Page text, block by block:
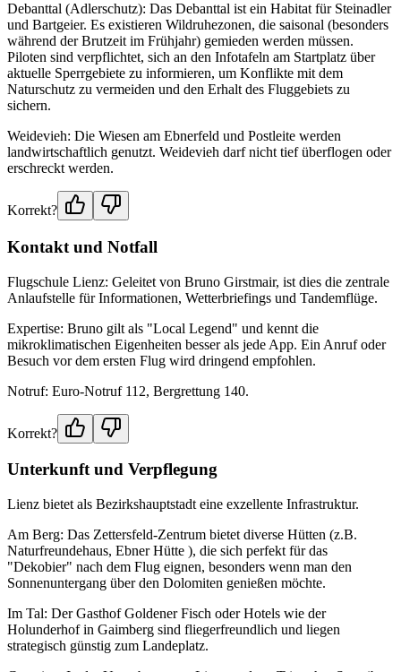
Debanttal (Adlerschutz): Das Debanttal ist ein Habitat für Steinadler
und Bartgeier. Es existieren Wildruhezonen, die saisonal (besonders
während der Brutzeit im Frühjahr) gemieden werden müssen.
Piloten sind verpflichtet, sich an den Infotafeln am Startplatz über
aktuelle Sperrgebiete zu informieren, um Konflikte mit dem
Naturschutz zu vermeiden und den Erhalt des Fluggebiets zu
sichern.
Weidevieh: Die Wiesen am Ebnerfeld und Postleite werden
landwirtschaftlich genutzt. Weidevieh darf nicht tief überflogen oder
erschreckt werden.
Korrekt?
Kontakt und Notfall
Flugschule Lienz: Geleitet von Bruno Girstmair, ist dies die zentrale
Anlaufstelle für Informationen, Wetterbriefings und Tandemflüge.
Expertise: Bruno gilt als "Local Legend" und kennt die
mikroklimatischen Eigenheiten besser als jede App. Ein Anruf oder
Besuch vor dem ersten Flug wird dringend empfohlen.
Notruf: Euro-Notruf 112, Bergrettung 140.
Korrekt?
Unterkunft und Verpflegung
Lienz bietet als Bezirkshauptstadt eine exzellente Infrastruktur.
Am Berg: Das Zettersfeld-Zentrum bietet diverse Hütten (z.B.
Naturfreundehaus, Ebner Hütte ), die sich perfekt für das
"Dekobier" nach dem Flug eignen, besonders wenn man den
Sonnenuntergang über den Dolomiten genießen möchte.
Im Tal: Der Gasthof Goldener Fisch oder Hotels wie der
Holunderhof in Gaimberg sind fliegerfreundlich und liegen
strategisch günstig zum Landeplatz.